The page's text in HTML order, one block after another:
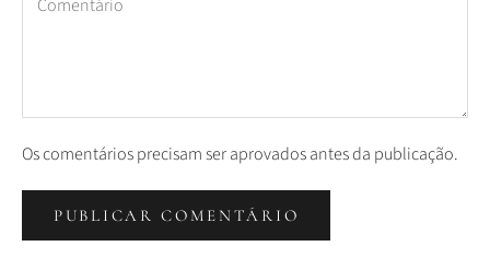
Os comentários precisam ser aprovados antes da publicação.
PUBLICAR COMENTÁRIO